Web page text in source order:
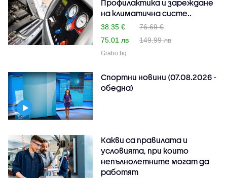
Профилактика и зареждане
на климатична систе..
38.35 €
76.69 €
75.01 лв
149.99 лв
Grabo.bg
Спортни новини (07.08.2026 -
обедна)
Какви са правилата и
условията, при които
непълнолетните могат да
работят